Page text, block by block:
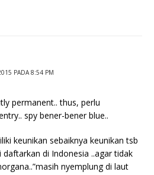
PADA 8:54 PM
permanent.. thus, perlu
spy bener-bener blue..
keunikan sebaiknya keunikan tsb
di Indonesia ..agar tidak
nyemplung di laut